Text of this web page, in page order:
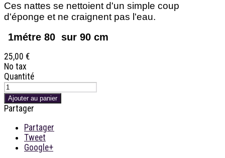
Ces nattes se nettoient d'un simple coup
d'éponge et ne craignent pas l'eau.
1métre 80 sur 90 cm
25,00 €
No tax
Quantité
Ajouter au panier
Partager
Partager
Tweet
Google+